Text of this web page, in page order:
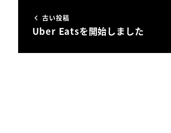
古い投稿
Uber Eatsを開始しました